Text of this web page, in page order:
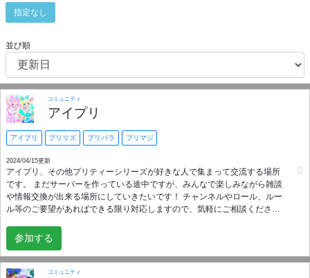
指定なし
並び順
コミュニティ
アイプリ
アイプリ プリリズ プリパラ プリマジ
2024/04/15更新
アイプリ、その他プリティーシリーズが好きな人で集まって交流する場所
です。 まだサーバーを作っている途中ですが、みんなで楽しみながら雑談
や情報交換が出来る場所にしていきたいです！ チャンネルやロール、ルー
ル等のご要望があればできる限り対応しますので、気軽にご相談くださ
参加する
コミュニティ